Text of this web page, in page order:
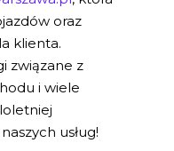
oraz
klienta.
związane z
i wiele
usług!